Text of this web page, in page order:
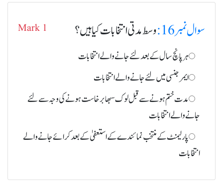
سوال نمبر 16: وسط مدتی انتخابات کیا ہیں؟ Mark 1
ہر پانچ سال کے بعد لئے جانے والے انتخابات
ایمرجنسی میں لئے جانے والے انتخابات
مدت ختم ہونے سے قبل لوک سبھا برخاست ہونے کی وجہ سے لئے
جانے والے انتخابات
پارلیمنٹ کے منتخب نمائندے کے استعفیٰ کے بعد کرائے جانے والے
انتخابات